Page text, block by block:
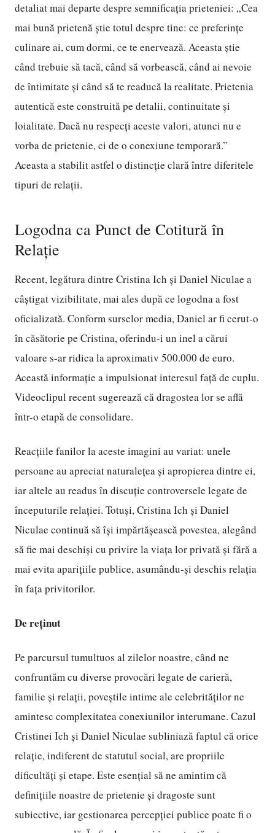
detaliat mai departe despre semnificația prieteniei: „Cea
mai bună prietenă știe totul despre tine: ce preferințe
culinare ai, cum dormi, ce te enervează. Aceasta știe
când trebuie să tacă, când să vorbească, când ai nevoie
de întimitate și când să te readucă la realitate. Prietenia
autentică este construită pe detalii, continuitate și
loialitate. Dacă nu respecți aceste valori, atunci nu e
vorba de prietenie, ci de o conexiune temporară.”
Aceasta a stabilit astfel o distincție clară între diferitele
tipuri de relații.
Logodna ca Punct de Cotitură în
Relație
Recent, legătura dintre Cristina Ich și Daniel Niculae a
câștigat vizibilitate, mai ales după ce logodna a fost
oficializată. Conform surselor media, Daniel ar fi cerut-o
în căsătorie pe Cristina, oferindu-i un inel a cărui
valoare s-ar ridica la aproximativ 500.000 de euro.
Această informație a impulsionat interesul față de cuplu.
Videoclipul recent sugerează că dragostea lor se află
într-o etapă de consolidare.
Reacțiile fanilor la aceste imagini au variat: unele
persoane au apreciat naturalețea și apropierea dintre ei,
iar altele au readus în discuție controversele legate de
începuturile relației. Totuși, Cristina Ich și Daniel
Niculae continuă să își impărtășească povestea, alegând
să fie mai deschiși cu privire la viața lor privată și fără a
mai evita aparițiile publice, asumându-și deschis relația
în fața privitorilor.
De reținut
Pe parcursul tumultuos al zilelor noastre, când ne
confruntăm cu diverse provocări legate de carieră,
familie și relații, poveștile intime ale celebrităților ne
amintesc complexitatea conexiunilor interumane. Cazul
Cristinei Ich și Daniel Niculae subliniază faptul că orice
relație, indiferent de statutul social, are propriile
dificultăți și etape. Este esențial să ne amintim că
definițiile noastre de prietenie și dragoste sunt
subiective, iar gestionarea percepției publice poate fi o